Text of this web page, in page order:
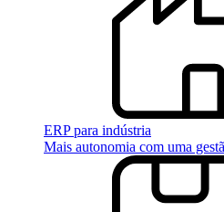
ERP para indústria
Mais autonomia com uma